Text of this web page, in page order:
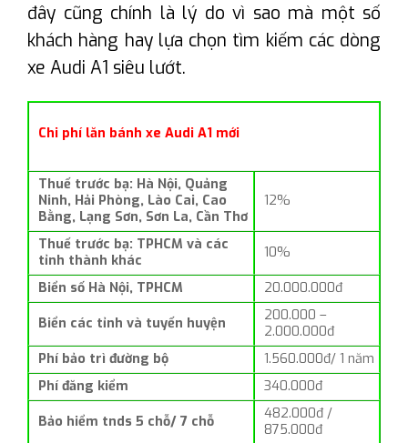
đây cũng chính là lý do vì sao mà một số
khách hàng hay lựa chọn tìm kiếm các dòng
xe Audi A1 siêu lướt.
Chi phí lăn bánh xe Audi A1 mới
Thuế trước bạ: Hà Nội, Quảng
Ninh, Hải Phòng, Lào Cai, Cao
Bằng, Lạng Sơn, Sơn La, Cần Thơ
12%
Thuế trước bạ: TPHCM và các
tỉnh thành khác
10%
Biển số Hà Nội, TPHCM 20.000.000đ
Biển các tỉnh và tuyến huyện
200.000 –
2.000.000đ
Phí bảo trì đường bộ
1.560.000đ/ 1 năm
Phí đăng kiểm
340.000đ
Bảo hiểm tnds 5 chỗ/ 7 chỗ
482.000đ /
875.000đ